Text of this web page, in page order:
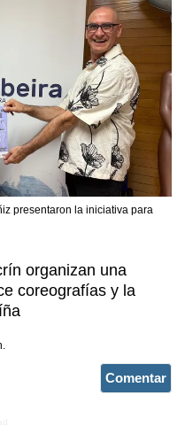
presentaron la iniciativa para
organizan una
coreografías y la
Comentar